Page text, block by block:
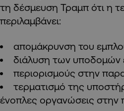
τη δέσμευση Τραμπ ότι η
περιλαμβάνει:
απομάκρυνση του
διάλυση των υποδομών
περιορισμούς στην
τερματισμό της
ένοπλες οργανώσεις στην